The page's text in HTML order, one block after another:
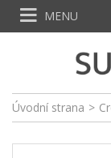
Úvodní strana >
MENU